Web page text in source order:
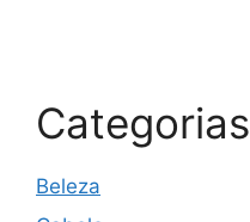
Categorias
Beleza